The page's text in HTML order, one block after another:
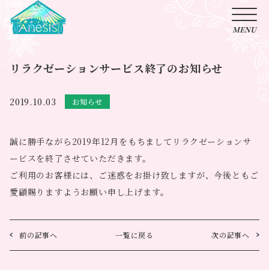
リラクゼーションサービス終了のお知らせ
2019.10.03 お知らせ
誠に勝手ながら2019年12月をもちましてリラクゼーションサ
ービスを終了させていただきます。
ご利用のお客様には、ご迷惑をお掛け致しますが、今後ともご
愛顧賜りますようお願い申し上げます。
前の記事へ 一覧に戻る 次の記事へ